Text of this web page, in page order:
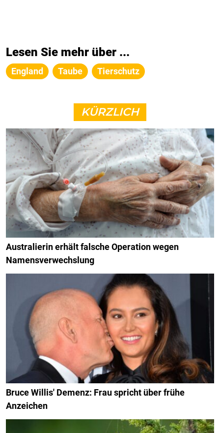
Lesen Sie mehr über ...
England Taube Tierschutz
KÜRZLICH
Australierin erhält falsche Operation wegen
Namensverwechslung
Bruce Willis' Demenz: Frau spricht über frühe
Anzeichen